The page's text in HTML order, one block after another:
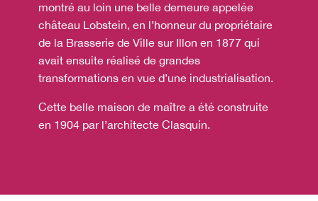
montré au loin une belle demeure appelée
château Lobstein, en l’honneur du propriétaire
de la Brasserie de Ville sur Illon en 1877 qui
avait ensuite réalisé de grandes
transformations en vue d’une industrialisation.
Cette belle maison de maître a été construite
en 1904 par l’architecte Clasquin.